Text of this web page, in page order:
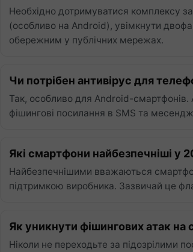
Необхідно дотримуватися комплексу
(особливо на Android), увімкнути
обережним у публічних мережах.
Чи потрібен антивірус для
Так, особливо для Android-смартфонів.
фішингові посилання в SMS та
Які смартфони найбезпечніші у
Найбезпечнішими вважаються
підтримкою виробника. Зазвичай це
Як уникнути фішингових атак на
Ніколи не переходьте за підозрілими